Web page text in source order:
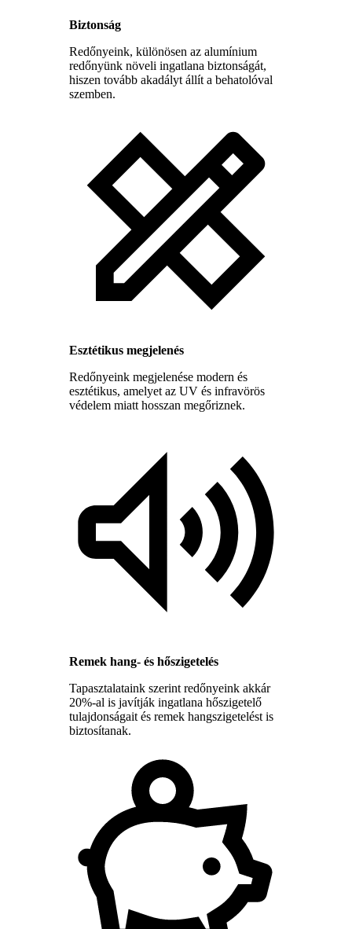
Biztonság
Redőnyeink, különösen az alumínium
redőnyünk növeli ingatlana biztonságát,
hiszen tovább akadályt állít a behatolóval
szemben.
Esztétikus megjelenés
Redőnyeink megjelenése modern és
esztétikus, amelyet az UV és infravörös
védelem miatt hosszan megőriznek.
Remek hang- és hőszigetelés
Tapasztalataink szerint redőnyeink akkár
20%-al is javítják ingatlana hőszigetelő
tulajdonságait és remek hangszigetelést is
biztosítanak.